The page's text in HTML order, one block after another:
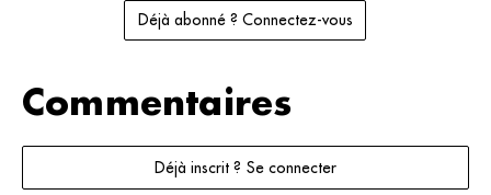
Déjà abonné ? Connectez-vous
Commentaires
Déjà inscrit ? Se connecter